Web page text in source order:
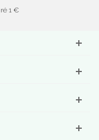
1 €